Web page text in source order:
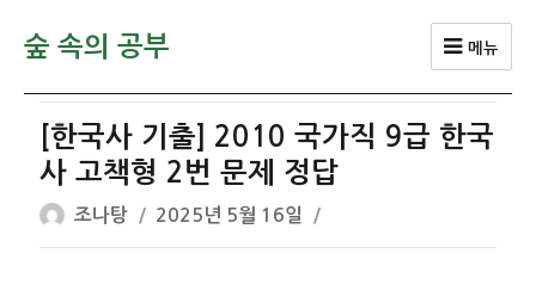
숲 속의 공부 메뉴
[한국사 기출] 2010 국가직 9급 한국
사 고책형 2번 문제 정답
글
쓴
조나탕
작
성
2025년 5월 16일